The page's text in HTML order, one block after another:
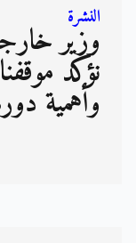
النشرة
وزير
نؤكد
وأهمية